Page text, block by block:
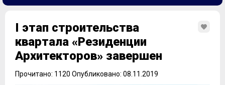
I этап строительства
квартала «Резиденции
Архитекторов» завершен
Прочитано: 1120 Опубликовано: 08.11.2019